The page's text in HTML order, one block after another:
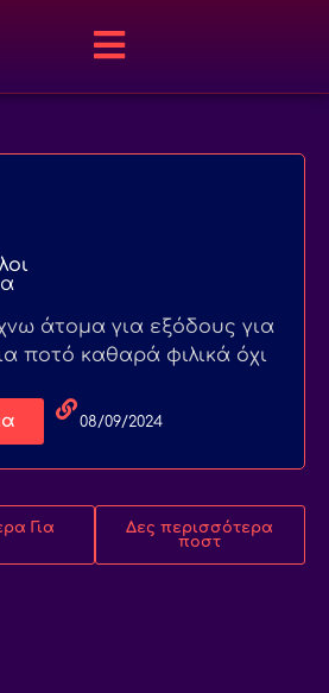
άτομα για εξόδους για
ποτό καθαρά φιλικά όχι
08/09/2024
Για
Δες περισσότερα
ποστ